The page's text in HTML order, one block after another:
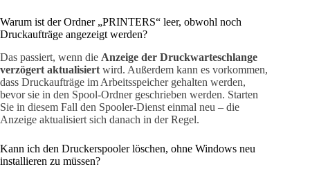
Warum ist der Ordner „PRINTERS“ leer, obwohl noch
Druckaufträge angezeigt werden?
Das passiert, wenn die Anzeige der Druckwarteschlange
verzögert aktualisiert wird. Außerdem kann es vorkommen,
dass Druckaufträge im Arbeitsspeicher gehalten werden,
bevor sie in den Spool-Ordner geschrieben werden. Starten
Sie in diesem Fall den Spooler-Dienst einmal neu – die
Anzeige aktualisiert sich danach in der Regel.
Kann ich den Druckerspooler löschen, ohne Windows neu
installieren zu müssen?